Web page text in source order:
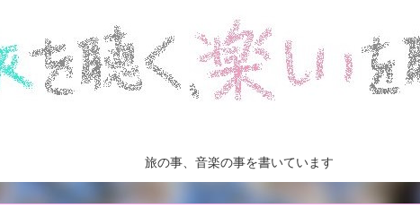
旅の事、音楽の事を書いています